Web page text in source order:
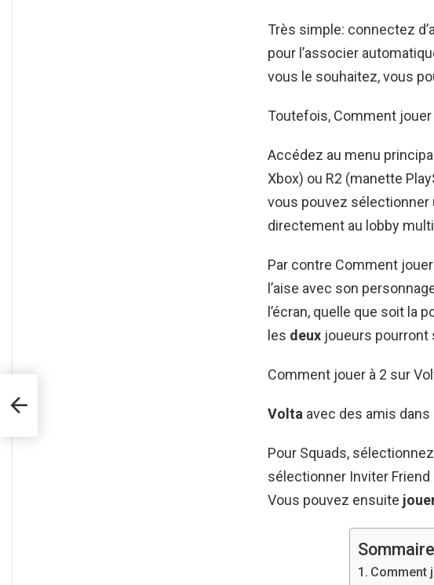
Très simple: connectez
pour l’associer
vous le souhaitez, vous
Toutefois, Comment jouer
Accédez au menu
Xbox) ou R2 (manette
vous pouvez sélectionner
directement au lobby
Par contre Comment
l’aise avec son
l’écran, quelle que soit la
les deux joueurs pourront
Comment jouer à 2 sur
Volta avec des amis dans
Pour Squads,
sélectionner Inviter
Vous pouvez ensuite
Sommaire
Comment
?